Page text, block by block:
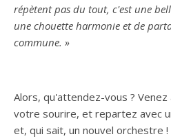
répètent pas du tout, c'est une
une chouette harmonie et de
commune. »
Alors, qu'attendez-vous ?
votre sourire, et repartez avec
et, qui sait, un nouvel orchestre !